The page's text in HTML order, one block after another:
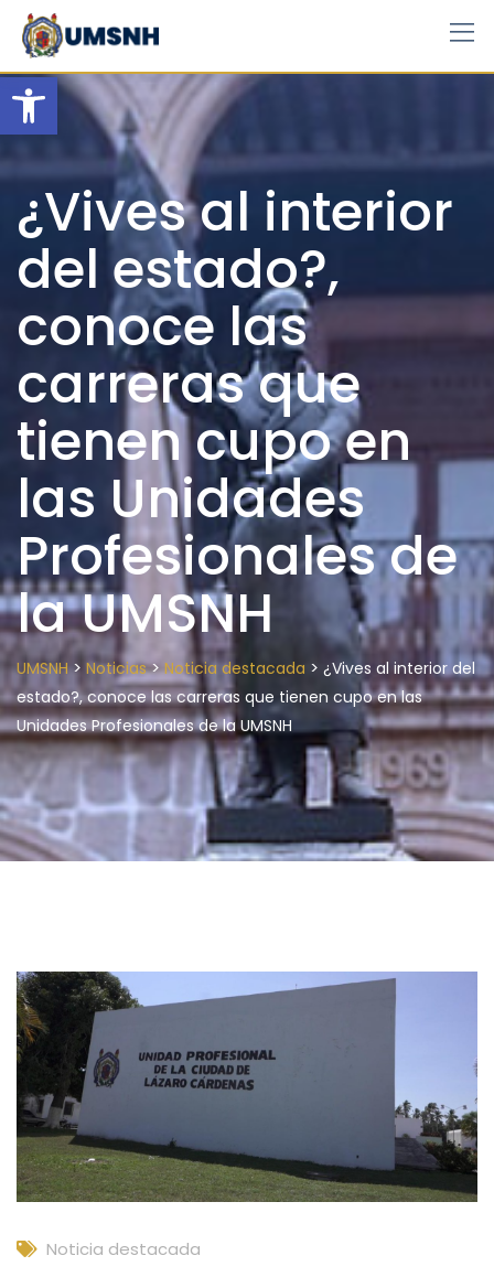
Open toolbar
Skip
content
¿Vives al interior
del estado?,
conoce las
carreras que
tienen cupo en
las Unidades
Profesionales de
la UMSNH
UMSNH> Noticias>Noticia destacada > ¿Vives al interior del
estado?, conoce las carreras que tienen cupo en las
Unidades Profesionales de la UMSNH
Noticia destacada